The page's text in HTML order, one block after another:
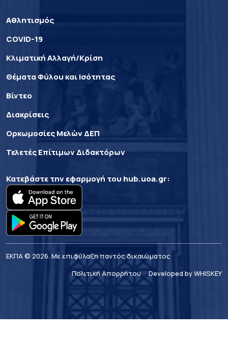
Αθλητισμός
COVID-19
Κλιματική Αλλαγή/Κρίση
Θέματα Φύλου και Ισότητας
Βίντεο
Διακρίσεις
Ορκωμοσίες Μελών ΔΕΠ
Τελετές Επίτιμων Διδακτόρων
Κατεβάστε την εφαρμογή του hub.uoa.gr:
ΕΚΠΑ © 2026. Με επιφύλαξη παντός δικαιώματος
Πολιτική Απορρήτου
Developed by WHISKEY